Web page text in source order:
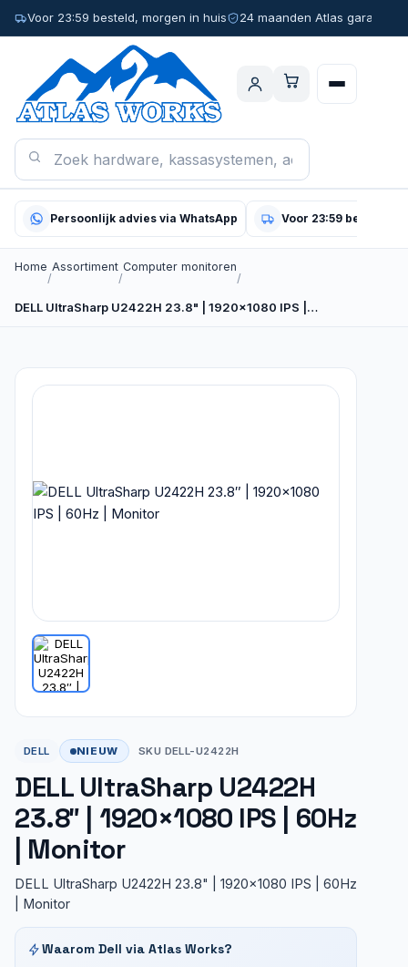
Voor 23:59 besteld, morgen in huis 24 maanden Atlas garantie
Persoonlijk advies via WhatsApp Voor 23:59 besteld,
Home
/
Assortiment
/
Computer monitoren
/
DELL UltraSharp U2422H 23.8" | 1920x1080 IPS |…
DELL NIEUW SKU DELL-U2422H
DELL UltraSharp U2422H
23.8″ | 1920×1080 IPS | 60Hz
| Monitor
DELL UltraSharp U2422H 23.8" | 1920x1080 IPS | 60Hz
| Monitor
Waarom Dell via Atlas Works?